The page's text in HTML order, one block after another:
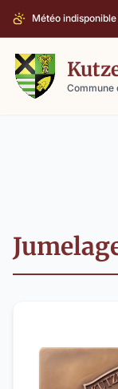
Météo indisponible
Commune